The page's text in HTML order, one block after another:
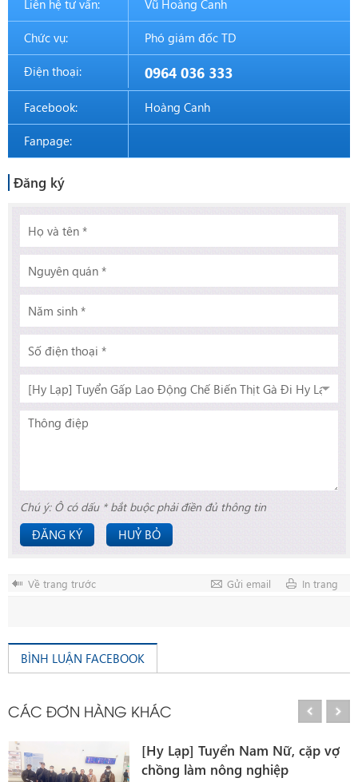
Liên hệ tư vấn: Vũ Hoàng Canh
Chức vụ: Phó giám đốc TD
Điện thoại: 0964 036 333
Facebook: Hoàng Canh
Fanpage:
Đăng ký
Chú ý: Ô có dấu * bắt buộc phải điền đủ thông tin
ĐĂNG KÝ HUỶ BỎ
Về trang trước Gửi email In trang
BÌNH LUẬN FACEBOOK
CÁC ĐƠN HÀNG KHÁC
[Hy Lạp] Tuyển Nam Nữ, cặp vợ
chồng làm nông nghiệp